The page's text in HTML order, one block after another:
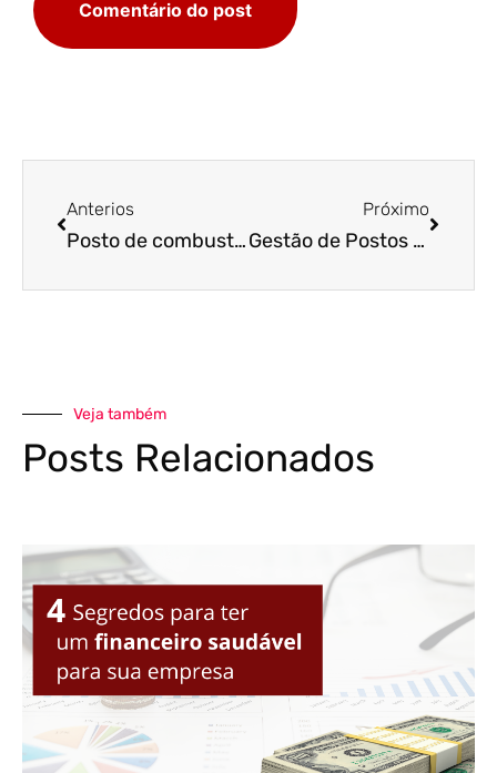
Anterios
Posto de combustível para alugar – é uma boa ideia?
Próximo
Gestão de Postos de Combustível – mais erros que você não pode cometer!
Veja também
Posts Relacionados